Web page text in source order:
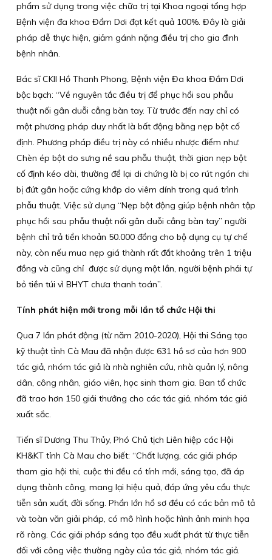
phẩm sử dụng trong việc chữa trị tại Khoa ngoại tổng hợp
Bệnh viện đa khoa Đầm Dơi đạt kết quả 100%. Đây là giải
pháp dễ thực hiện, giảm gánh nặng điều trị cho gia đình
bệnh nhân.
Bác sĩ CKII Hồ Thanh Phong, Bệnh viện Đa khoa Đầm Dơi
bộc bạch: “Về nguyên tắc điều trị để phục hồi sau phẫu
thuật nối gân duỗi cẳng bàn tay. Từ trước đến nay chỉ có
một phương pháp duy nhất là bất động bằng nẹp bột cố
định. Phương pháp điều trị này có nhiều nhược điểm như:
Chèn ép bột do sưng nề sau phẫu thuật, thời gian nẹp bột
cố định kéo dài, thường để lại di chứng là bị co rút ngón chi
bị đứt gân hoặc cứng khớp do viêm dính trong quá trình
phẫu thuật. Việc sử dụng “Nẹp bột động giúp bệnh nhân tập
phục hồi sau phẫu thuật nối gân duỗi cẳng bàn tay” người
bệnh chỉ trả tiền khoản 50.000 đồng cho bộ dụng cụ tự chế
này, còn nếu mua nẹp giá thành rất đắt khoảng trên 1 triệu
đồng và cũng chỉ được sử dụng một lần, người bệnh phải tự
bỏ tiền túi vì BHYT chưa thanh toán”.
Tính phát hiện mới trong mỗi lần tổ chức Hội thi
Qua 7 lần phát động (từ năm 2010-2020), Hội thi Sáng tạo
kỹ thuật tỉnh Cà Mau đã nhận được 631 hồ sơ của hơn 900
tác giả, nhóm tác giả là nhà nghiên cứu, nhà quản lý, nông
dân, công nhân, giáo viên, học sinh tham gia. Ban tổ chức
đã trao hơn 150 giải thưởng cho các tác giả, nhóm tác giả
xuất sắc.
Tiến sĩ Dương Thu Thủy, Phó Chủ tịch Liên hiệp các Hội
KH&KT tỉnh Cà Mau cho biết: “Chất lượng, các giải pháp
tham gia hội thi, cuộc thi đều có tính mới, sáng tạo, đã áp
dụng thành công, mang lại hiệu quả, đáp ứng yêu cầu thực
tiễn sản xuất, đời sống. Phần lớn hồ sơ đều có các bản mô tả
và toàn văn giải pháp, có mô hình hoặc hình ảnh minh họa
rõ ràng. Các giải pháp sáng tạo đều xuất phát từ thực tiễn
đối với công việc thường ngày của tác giả, nhóm tác giả.